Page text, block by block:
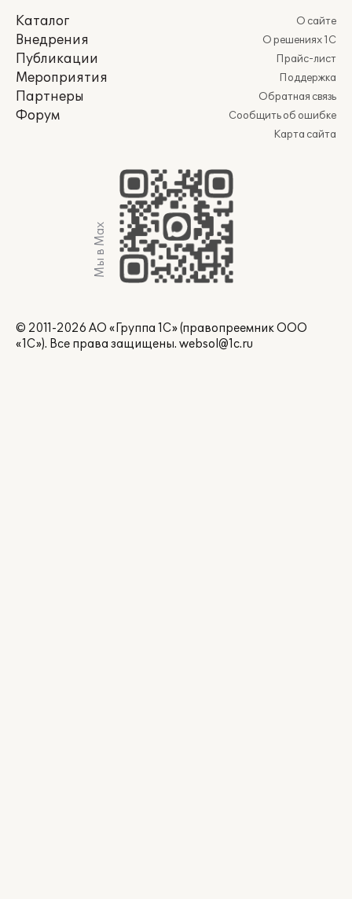
Каталог
Внедрения
Публикации
Мероприятия
Партнеры
Форум
О сайте
О решениях 1С
Прайс-лист
Поддержка
Обратная связь
Сообщить об ошибке
Карта сайта
Мы в Max
© 2011-2026 АО «Группа 1С» (правопреемник ООО
«1С»). Все права защищены. websol@1c.ru